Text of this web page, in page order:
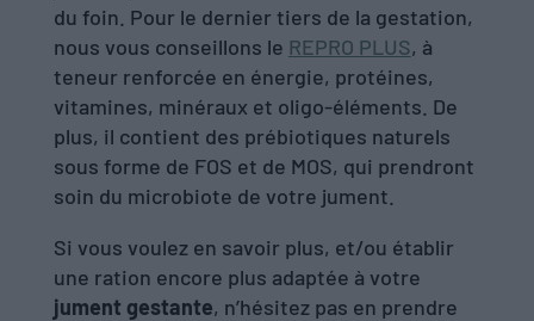
du foin. Pour le dernier tiers de la gestation,
nous vous conseillons le REPRO PLUS, à
teneur renforcée en énergie, protéines,
vitamines, minéraux et oligo-éléments. De
plus, il contient des prébiotiques naturels
sous forme de FOS et de MOS, qui prendront
soin du microbiote de votre jument.
Si vous voulez en savoir plus, et/ou établir
une ration encore plus adaptée à votre
jument gestante, n’hésitez pas en prendre